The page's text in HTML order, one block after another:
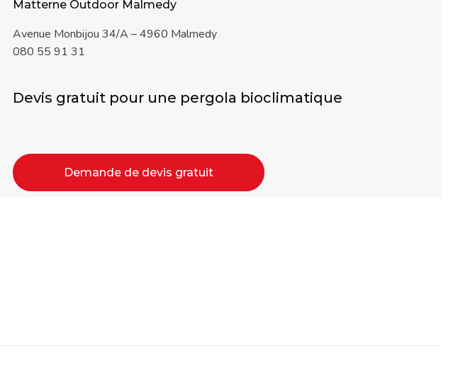
Matterne Outdoor Malmedy
Avenue Monbijou 34/A – 4960 Malmedy
080 55 91 31
Devis gratuit pour une pergola bioclimatique
Demande de devis gratuit